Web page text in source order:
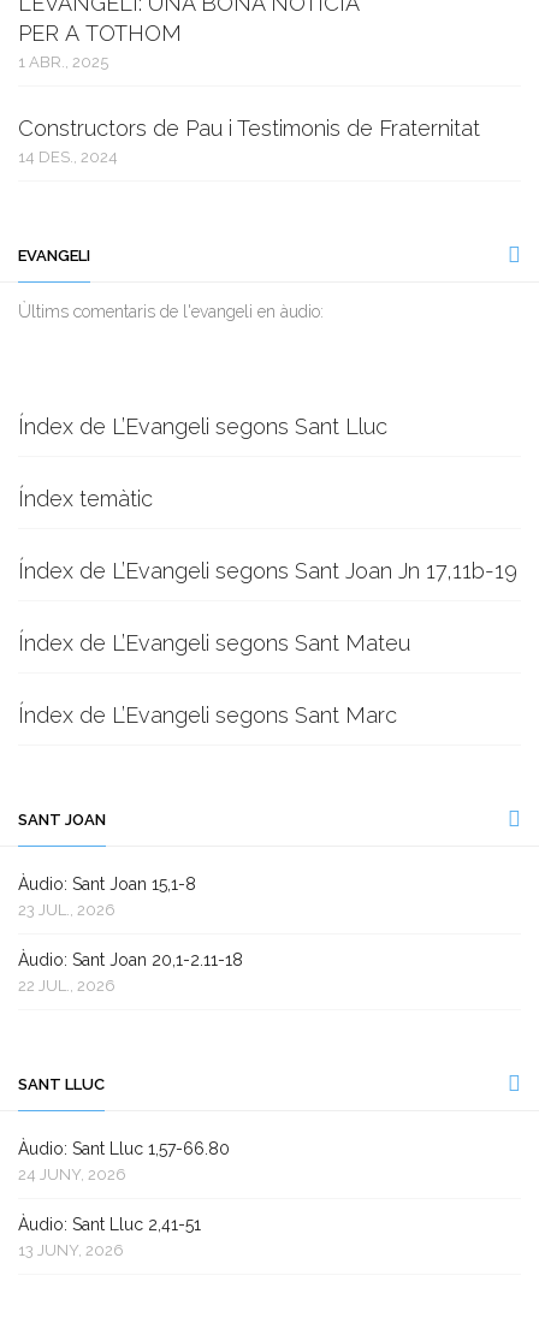
PER A TOTHOM
1 ABR., 2025
Constructors de Pau i Testimonis de Fraternitat
14 DES., 2024
EVANGELI
Ùltims comentaris de l'evangeli en àudio:
Índex de L’Evangeli segons Sant Lluc
Índex temàtic
Índex de L’Evangeli segons Sant Joan Jn 17,11b-19
Índex de L’Evangeli segons Sant Mateu
Índex de L’Evangeli segons Sant Marc
SANT JOAN
Àudio: Sant Joan 15,1-8
23 JUL., 2026
Àudio: Sant Joan 20,1-2.11-18
22 JUL., 2026
SANT LLUC
Àudio: Sant Lluc 1,57-66.80
24 JUNY, 2026
Àudio: Sant Lluc 2,41-51
13 JUNY, 2026